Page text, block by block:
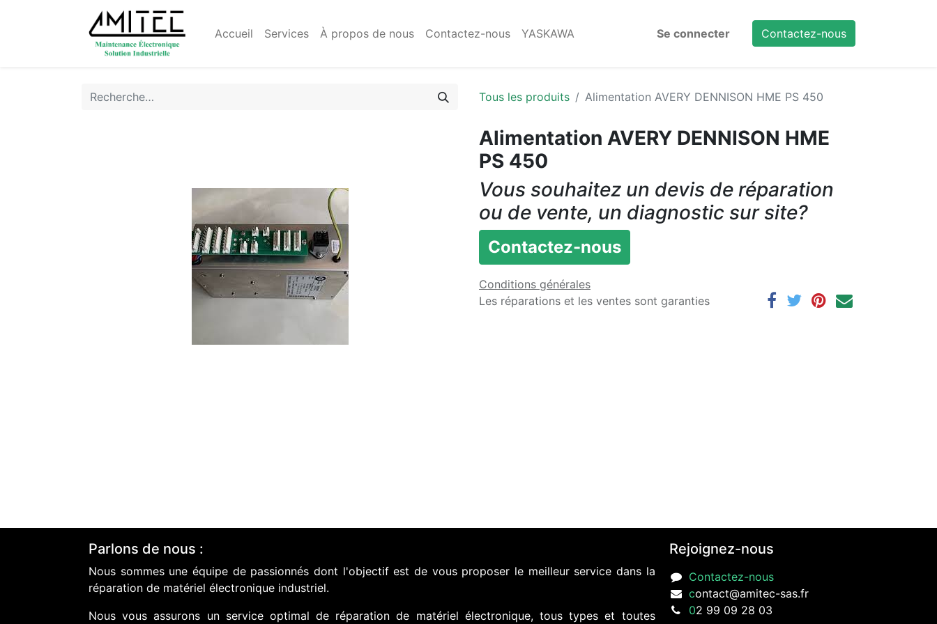
Accueil Services À propos de nous Contactez-nous YASKAWA Se connecter Contactez-nous
Tous les produits Alimentation AVERY DENNISON HME PS 450
Alimentation AVERY DENNISON HME
PS 450
Vous souhaitez un devis de réparation
ou de vente, un diagnostic sur site?
Contactez-nous
Conditions générales
Les réparations et les ventes sont garanties
Parlons de nous :
Nous sommes une équipe de passionnés dont l'objectif est de vous proposer le meilleur service dans la
réparation de matériel électronique industriel.
Nous vous assurons un service optimal de réparation de matériel électronique, tous types et toutes
Rejoignez-nous
Contactez-nous
contact@amitec-sas.fr
02 99 09 28 03